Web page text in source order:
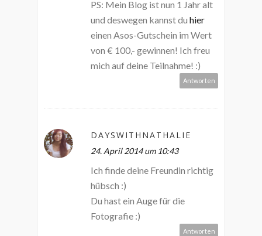
PS: Mein Blog ist nun 1 Jahr alt
und deswegen kannst du hier
einen Asos-Gutschein im Wert
von € 100,- gewinnen! Ich freu
mich auf deine Teilnahme! :)
Antworten
DAYSWITHNATHALIE
24. April 2014 um 10:43
Ich finde deine Freundin richtig
hübsch :)
Du hast ein Auge für die
Fotografie :)
Antworten